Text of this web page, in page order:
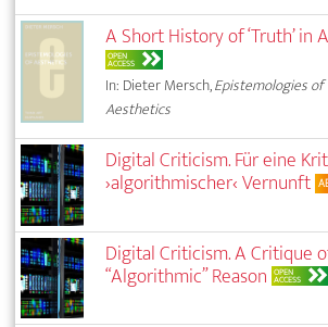
A Short History of ‘Truth’ in
OPEN
ACCESS
In: Dieter Mersch,Epistemologies of
Aesthetics
Digital Criticism. Für eine
›algorithmischer‹ Vernunft
Digital Criticism. A Critique
“Algorithmic” Reason OPEN
ACCESS